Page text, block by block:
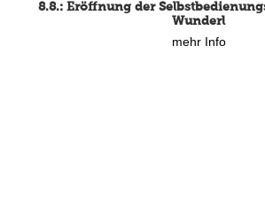
8.8.: Eröffnung der
Wunderl
mehr Info